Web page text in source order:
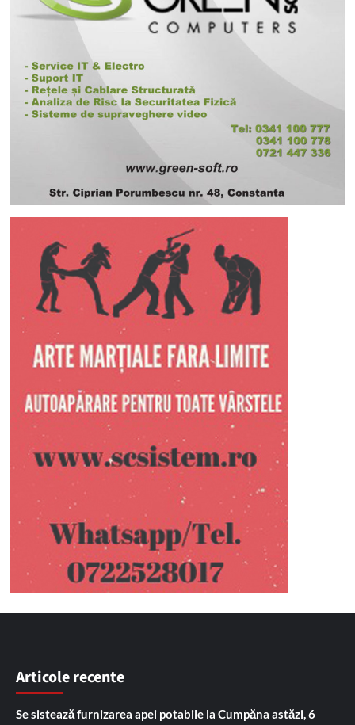
Articole recente
Se sistează furnizarea apei potabile la Cumpăna astăzi, 6